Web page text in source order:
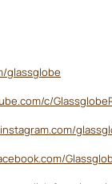
glassglobe
c/